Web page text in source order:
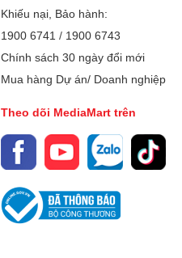
Khiếu nại, Bảo hành:
1900 6741 / 1900 6743
Chính sách 30 ngày đổi mới
Mua hàng Dự án/ Doanh nghiệp
Theo dõi MediaMart trên